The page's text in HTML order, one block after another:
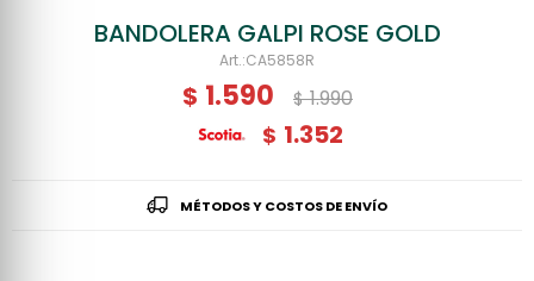
BANDOLERA GALPI ROSE GOLD
CA5858R
$ 1.590 $ 1.990
$ 1.352
MÉTODOS Y COSTOS DE ENVÍO